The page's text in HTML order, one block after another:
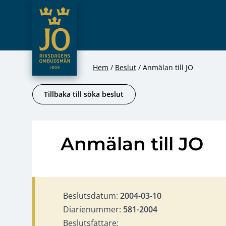
Hoppa till innehåll
JO – Riksdagens Ombudsmän
Hem Beslut Anmälan till JO
Tillbaka till söka beslut
Anmälan till JO
Beslutsdatum: 2004-03-10
Diarienummer: 581-2004
Beslutsfattare: